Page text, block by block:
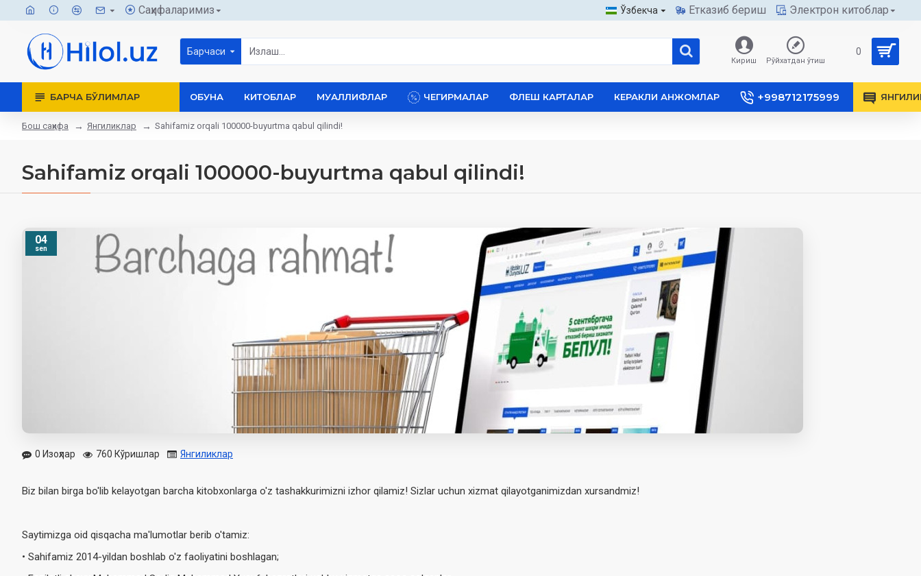
Саҳифаларимиз Ўзбекча Етказиб бериш Электрон китоблар
Барчаси
Кириш Рўйхатдан ўтиш
0
БАРЧА БЎЛИМЛАР ОБУНА КИТОБЛАР МУАЛЛИФЛАР ЧЕГИРМАЛАР ФЛЕШ КАРТАЛАР КЕРАКЛИ АНЖОМЛАР +998712175999
Бош саҳифа Янгиликлар Sahifamiz orqali 100000-buyurtma qabul qilindi!
Sahifamiz orqali 100000-buyurtma qabul qilindi!
04
sen
0 Изоҳлар 760 Кўришлар Янгиликлар
Biz bilan birga bo'lib kelayotgan barcha kitobxonlarga o'z tashakkurimizni izhor qilamiz! Sizlar uchun xizmat qilayotganimizdan xursandmiz!
Saytimizga oid qisqacha ma'lumotlar berib o'tamiz:
• Sahifamiz 2014-yildan boshlab o'z faoliyatini boshlagan;